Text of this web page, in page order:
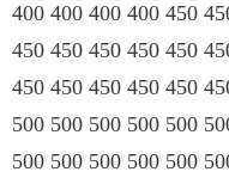
400 400 400 400 450
450 450 450 450 450
450 450 450 450 450
500 500 500 500 500
500 500 500 500 500